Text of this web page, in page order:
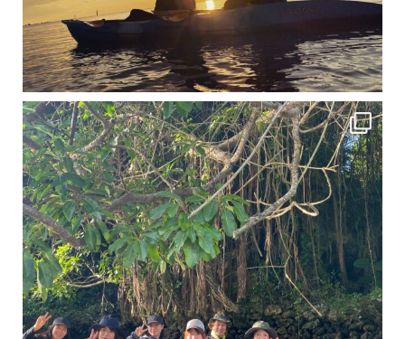
12月に入り、沖縄も流石に半袖では過ごせなくなってきました
ですが、日中はまだ20℃